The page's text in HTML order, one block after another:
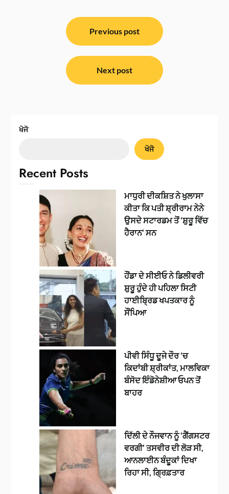
Previous post
Next post
ਖੋਜੋ
ਖੋਜੋ
Recent Posts
ਮਾਧੁਰੀ ਦੀਕਸ਼ਿਤ ਨੇ ਖੁਲਾਸਾ
ਕੀਤਾ ਕਿ ਪਤੀ ਸ਼੍ਰੀਰਾਮ ਨੇਨੇ
ਉਸਦੇ ਸਟਾਰਡਮ ਤੋਂ ‘ਸ਼ੁਰੂ ਵਿੱਚ
ਹੈਰਾਨ’ ਸਨ
ਹੌਂਡਾ ਦੇ ਸੀਈਓ ਨੇ ਡਿਲੀਵਰੀ
ਸ਼ੁਰੂ ਹੁੰਦੇ ਹੀ ਪਹਿਲਾ ਸਿਟੀ
ਹਾਈਬ੍ਰਿਡ ਖਪਤਕਾਰ ਨੂੰ
ਸੌਂਪਿਆ
ਪੀਵੀ ਸਿੰਧੂ ਦੂਜੇ ਦੌਰ ‘ਚ
ਕਿਦਾਂਬੀ ਸ਼੍ਰੀਕਾਂਤ, ਮਾਲਵਿਕਾ
ਬੰਸੋਦ ਇੰਡੋਨੇਸ਼ੀਆ ਓਪਨ ਤੋਂ
ਬਾਹਰ
ਦਿੱਲੀ ਦੇ ਨੌਜਵਾਨ ਨੂੰ ‘ਗੈਂਗਸਟਰ
ਵਰਗੀ’ ਤਸਵੀਰ ਦੀ ਲੋੜ ਸੀ,
ਆਨਲਾਈਨ ਬੰਦੂਕਾਂ ਦਿਖਾ
ਰਿਹਾ ਸੀ, ਗ੍ਰਿਫ਼ਤਾਰ